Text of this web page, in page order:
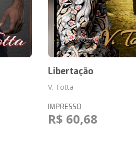
Libertação
V. Totta
IMPRESSO
R$ 60,68